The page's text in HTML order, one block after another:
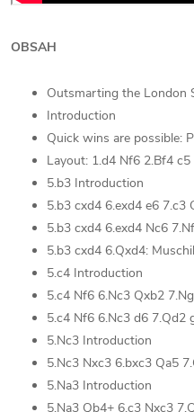
OBSAH
Outsmarting the London
Introduction
Quick wins are possible:
Layout: 1.d4 Nf6 2.Bf4
5.b3 Introduction
5.b3 cxd4 6.exd4 e6 7.c3
5.b3 cxd4 6.exd4 Nc6
5.b3 cxd4 6.Qxd4:
5.c4 Introduction
5.c4 Nf6 6.Nc3 Qxb2
5.c4 Nf6 6.Nc3 d6 7.Qd2
5.Nc3 Introduction
5.Nc3 Nxc3 6.bxc3 Qa5
5.Na3 Introduction
5.Na3 Qb4+ 6.c3 Nxc3